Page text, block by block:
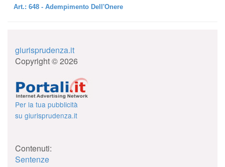
Art.: 648 - Adempimento Dell'Onere
giurisprudenza.it
Copyright © 2026
Per la tua pubblicità
su giurisprudenza.it
Contenuti:
Sentenze